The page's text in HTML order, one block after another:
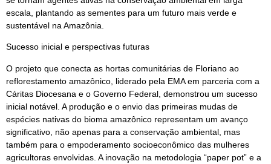
escala, plantando as sementes para um futuro mais verde e
sustentável na Amazônia.
Sucesso inicial e perspectivas futuras
O projeto que conecta as hortas comunitárias de Floriano ao
reflorestamento amazônico, liderado pela EMA em parceria com a
Cáritas Diocesana e o Governo Federal, demonstrou um sucesso
inicial notável. A produção e o envio das primeiras mudas de
espécies nativas do bioma amazônico representam um avanço
significativo, não apenas para a conservação ambiental, mas
também para o empoderamento socioeconômico das mulheres
agricultoras envolvidas. A inovação na metodologia “paper pot” e a